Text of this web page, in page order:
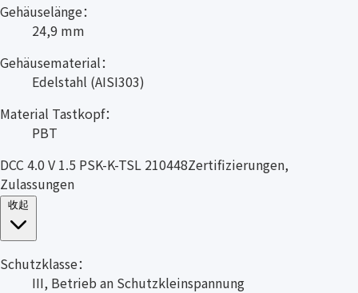
Gehäuselänge：
24,9 mm
Gehäusematerial：
Edelstahl (AISI303)
Material Tastkopf：
PBT
DCC 4.0 V 1.5 PSK-K-TSL 210448Zertifizierungen,
Zulassungen
Schutzklasse：
III, Betrieb an Schutzkleinspannung